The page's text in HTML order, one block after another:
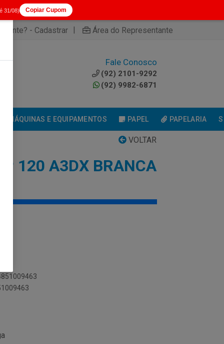
cliente? - Cadastrar | Área do Representante
Fale Conosco
(92) 2101-9292
(92) 9982-6871
MÁQUINAS E EQUIPAMENTOS PAPEL PAPELARIA
VOLTAR
120 A3DX BRANCA
31/08) Copiar Cupom